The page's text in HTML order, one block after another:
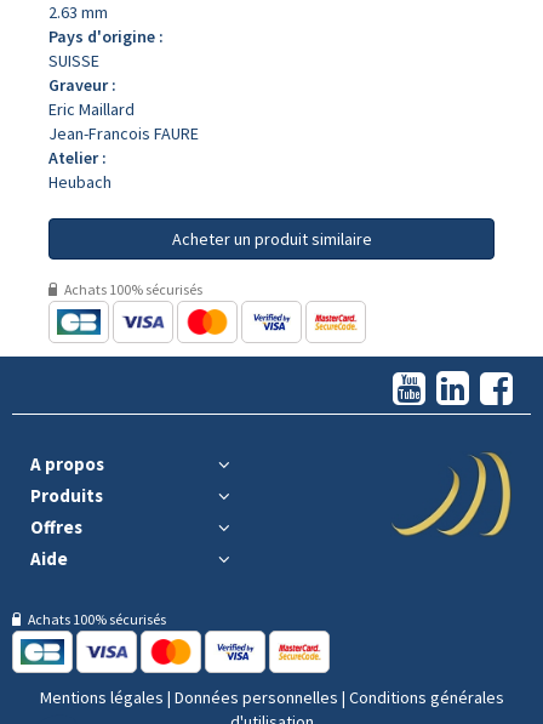
2.63 mm
Pays d'origine :
SUISSE
Graveur :
Eric Maillard
Jean-Francois FAURE
Atelier :
Heubach
Acheter un produit similaire
Achats 100% sécurisés
A propos
Produits
Offres
Aide
Achats 100% sécurisés
Mentions légales | Données personnelles | Conditions générales